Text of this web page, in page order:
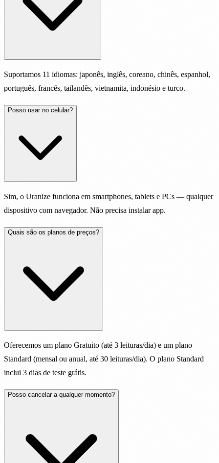
Suportamos 11 idiomas: japonês, inglês, coreano, chinês, espanhol,
português, francês, tailandês, vietnamita, indonésio e turco.
Posso usar no celular?
Sim, o Uranize funciona em smartphones, tablets e PCs — qualquer
dispositivo com navegador. Não precisa instalar app.
Quais são os planos de preços?
Oferecemos um plano Gratuito (até 3 leituras/dia) e um plano
Standard (mensal ou anual, até 30 leituras/dia). O plano Standard
inclui 3 dias de teste grátis.
Posso cancelar a qualquer momento?